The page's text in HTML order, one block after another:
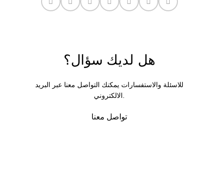
هل لديك سؤال؟
للاسئلة والاستفسارات يمكنك التواصل معنا عبر البريد
تواصل معنا